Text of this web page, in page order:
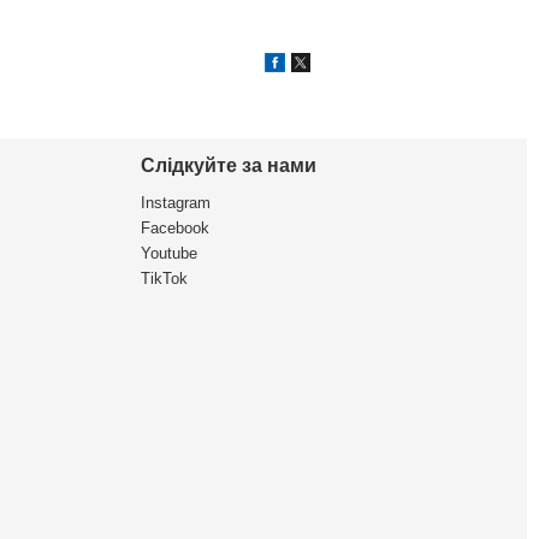
Слідкуйте за нами
Instagram
Facebook
Youtube
TikTok